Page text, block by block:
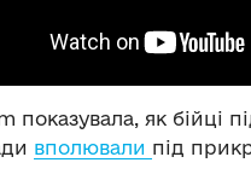
показувала, як бійці
вполювали під